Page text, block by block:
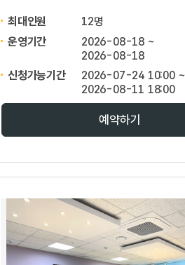
최대인원
12명
운영기간
2026-08-18 ~
2026-08-18
신청가능기간
2026-07-24 10:00 ~
2026-08-11 18:00
예약하기